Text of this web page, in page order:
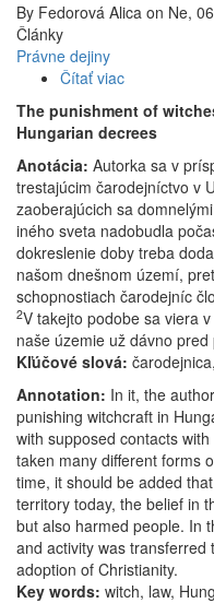
By Fedorová Alica on Ne,
Články
Právne dejiny
Čítať viac
Trestanie
čarodejníc
podľa
najstarších
uhorských
dekrétov
The punishment of
Hungarian decrees
Anotácia: Autorka sa v
trestajúcim čarodejníctvo v
zaoberajúcich sa
iného sveta nadobudla
dokreslenie doby treba
našom dnešnom území,
schopnostiach čarodejníc
2V takejto podobe sa viera
naše územie už dávno
Kľúčové slová:
Annotation: In it, the
punishing witchcraft in
with supposed contacts
taken many different forms
time, it should be added
territory today, the belief in
but also harmed people. In
and activity was
adoption of Christianity.
Key words: witch, law,